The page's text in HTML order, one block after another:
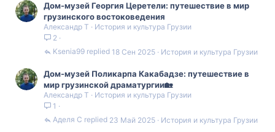
Дом-музей Георгия Церетели: путешествие в мир
грузинского востоковедения
Александр Т
История и культура Грузии
2
История и культура Грузии
18 Сен 2025
Ksenia99
Дом-музей Поликарпа Какабадзе: путешествие в
мир грузинской драматургии🏡
Александр Т
История и культура Грузии
1
История и культура Грузии
23 Май 2025
Аделя С